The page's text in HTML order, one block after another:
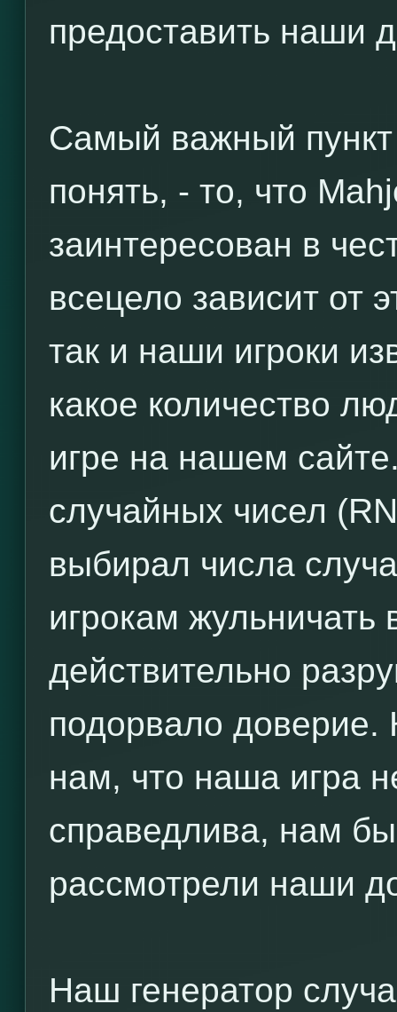
предоставить наши
Самый важный
понять, - то, что
заинтересован в
всецело зависит от
так и наши игроки
какое количество
игре на нашем
случайных чисел
выбирал числа
игрокам
действительно
подорвало доверие.
нам, что наша игра
справедлива, нам
рассмотрели наши
Наш генератор